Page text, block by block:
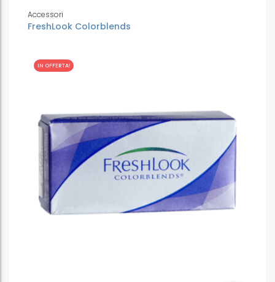
Accessori
FreshLook Colorblends
IN OFFERTA!